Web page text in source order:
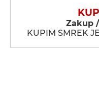
Zakup
KUPIM SMREK